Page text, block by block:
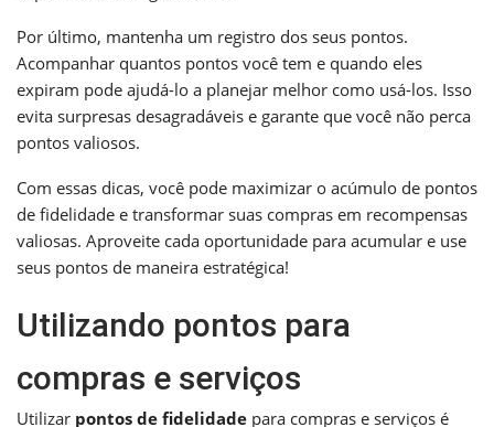
Por último, mantenha um registro dos seus pontos.
Acompanhar quantos pontos você tem e quando eles
expiram pode ajudá-lo a planejar melhor como usá-los. Isso
evita surpresas desagradáveis e garante que você não perca
pontos valiosos.
Com essas dicas, você pode maximizar o acúmulo de pontos
de fidelidade e transformar suas compras em recompensas
valiosas. Aproveite cada oportunidade para acumular e use
seus pontos de maneira estratégica!
Utilizando pontos para
compras e serviços
Utilizar pontos de fidelidade para compras e serviços é